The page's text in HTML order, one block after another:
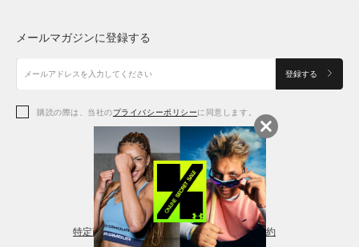
アクセサリー
アクセサリー
シューズ
アクセサリー
レギンス＆タイツ
シューズ
メールマガジンに登録する
登録する
購読の際は、当社のプライバシーポリシーに同意します。
特定商取引法に基づく通販の表記 会員規約